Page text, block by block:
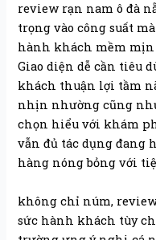
review rạn nam ô đà
trọng vào công suất
hành khách mềm
Giao diện dễ cần tiêu
khách thuận lợi tầm
nhịn nhường cũng
chọn hiểu với khám
vẫn đủ tác dụng đang
hàng nóng bỏng với
không chỉ núm,
sức hành khách tùy